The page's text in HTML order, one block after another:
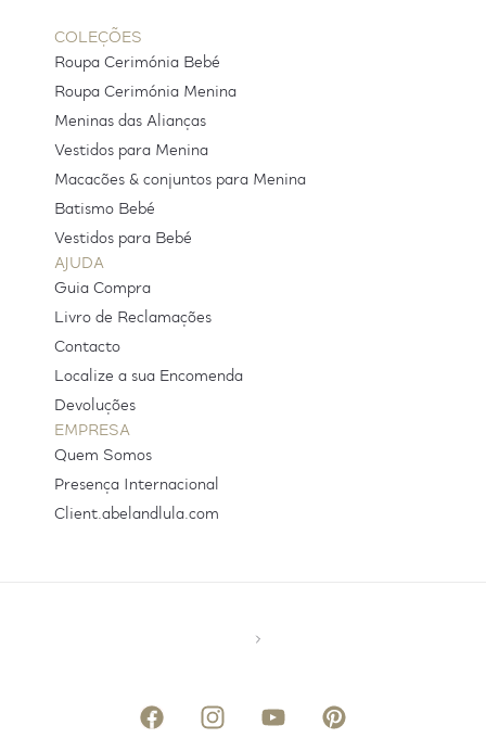
COLEÇÕES
Roupa Cerimónia Bebé
Roupa Cerimónia Menina
Meninas das Alianças
Vestidos para Menina
Macacões & conjuntos para Menina
Batismo Bebé
Vestidos para Bebé
AJUDA
Guia Compra
Livro de Reclamações
Contacto
Localize a sua Encomenda
Devoluções
EMPRESA
Quem Somos
Presença Internacional
Client.abelandlula.com